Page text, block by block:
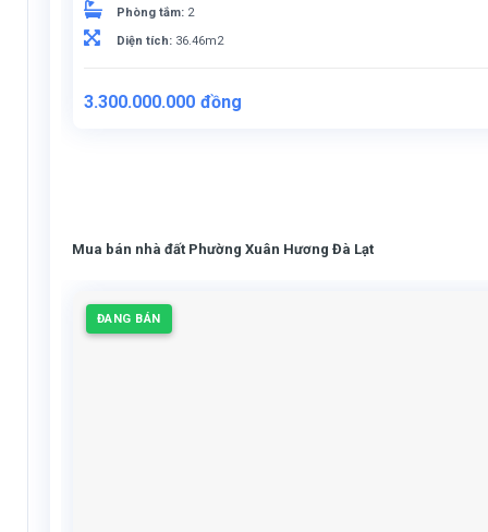
Phòng tắm: 2
Diện tích: 36.46m2
3.300.000.000 đồng
Mua bán nhà đất Phường Xuân Hương Đà Lạt
ĐANG BÁN